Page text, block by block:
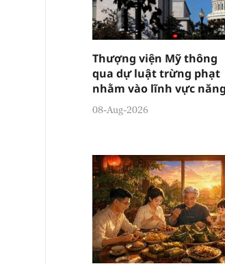
Thượng viện Mỹ thông
qua dự luật trừng phạt
nhằm vào lĩnh vực năng
lượng Nga
08-Aug-2026